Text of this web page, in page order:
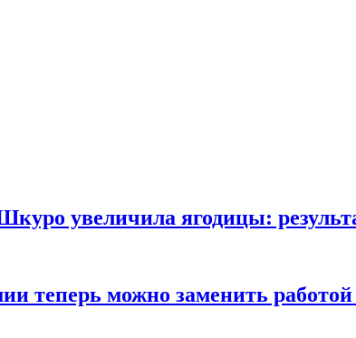
увеличила ягодицы:
теперь можно заменить